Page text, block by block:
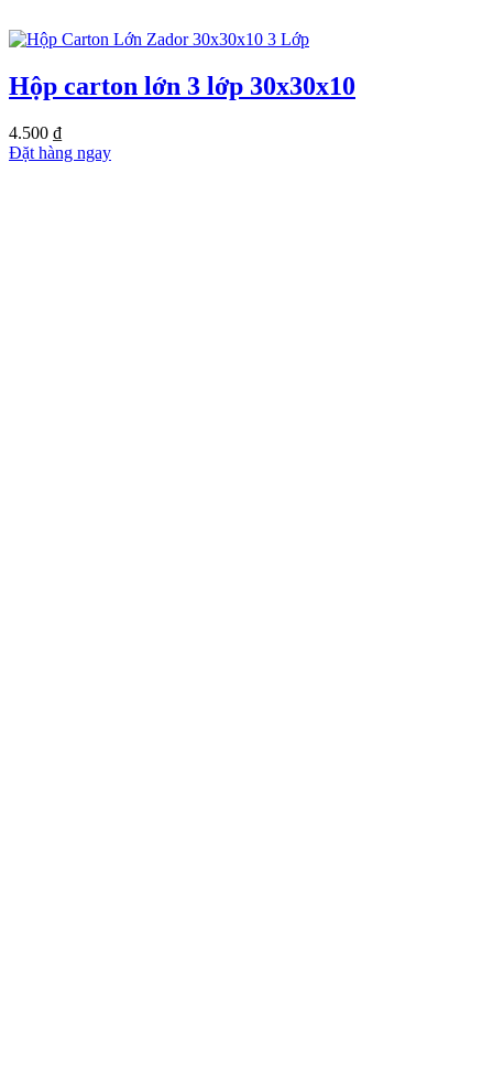
Hộp carton lớn 3 lớp 30x30x10
4.500 ₫
Đặt hàng ngay